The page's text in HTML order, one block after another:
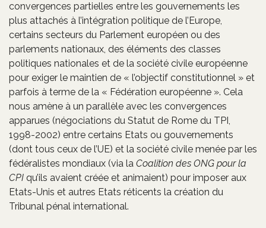
convergences partielles entre les gouvernements les
plus attachés à l’intégration politique de l’Europe,
certains secteurs du Parlement européen ou des
parlements nationaux, des éléments des classes
politiques nationales et de la société civile européenne
pour exiger le maintien de « l’objectif constitutionnel » et
parfois à terme de la « Fédération européenne ». Cela
nous amène à un parallèle avec les convergences
apparues (négociations du Statut de Rome du TPI,
1998-2002) entre certains Etats ou gouvernements
(dont tous ceux de l’UE) et la société civile menée par les
fédéralistes mondiaux (via la Coalition des ONG pour la
CPI qu’ils avaient créée et animaient) pour imposer aux
Etats-Unis et autres Etats réticents la création du
Tribunal pénal international.